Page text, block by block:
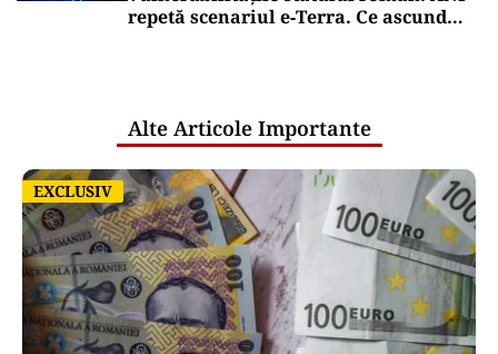
repetă scenariul e‑Terra. Ce ascund
Alte Articole Importante
EXCLUSIV
EXCLUSIV